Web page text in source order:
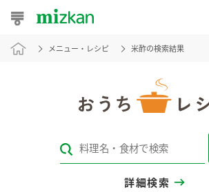
おうちレシピ
レシピカテゴリ一覧
メニュー・レシピ 米酢の検索結果
詳細検索